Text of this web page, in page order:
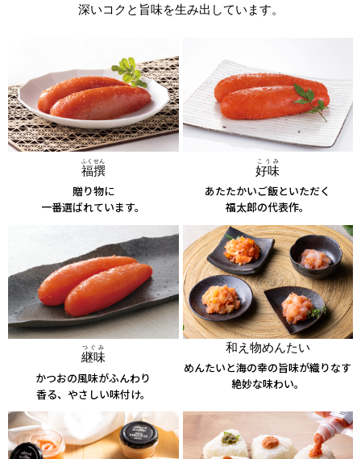
深いコクと旨味を生み出しています。
福撰
ふくせん
贈り物に
一番選ばれています。
好味
こうみ
あたたかいご飯といただく
福太郎の代表作。
継味
つぐみ
かつおの風味がふんわり
香る、やさしい味付け。
和え物めんたい
めんたいと海の幸の旨味が織りなす
絶妙な味わい。